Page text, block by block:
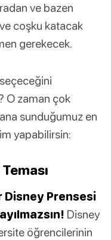
ve bazen
coşku katacak
gerekecek.
O zaman çok
sunduğumuz en
yapabilirsin:
Disney Prensesi
Disney
öğrencilerinin